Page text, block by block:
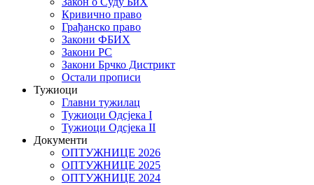
Кривично право
Грађанско право
Закони ФБИХ
Закони РС
Закони Брчко Дистрикт
Остали прописи
Тужиоци
Главни тужилац
Тужиоци Oдсјекa I
Тужиоци Oдсјекa II
Документи
ОПТУЖНИЦЕ 2026
ОПТУЖНИЦЕ 2025
ОПТУЖНИЦЕ 2024